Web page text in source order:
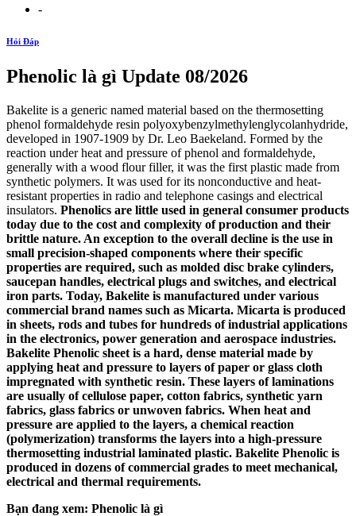
-
Hỏi Đáp
Phenolic là gì Update 08/2026
Bakelite is a generic named material based on the thermosetting
phenol formaldehyde resin polyoxybenzylmethylenglycolanhydride,
developed in 1907-1909 by Dr. Leo Baekeland. Formed by the
reaction under heat and pressure of phenol and formaldehyde,
generally with a wood flour filler, it was the first plastic made from
synthetic polymers. It was used for its nonconductive and heat-
resistant properties in radio and telephone casings and electrical
insulators. Phenolics are little used in general consumer products
today due to the cost and complexity of production and their
brittle nature. An exception to the overall decline is the use in
small precision-shaped components where their specific
properties are required, such as molded disc brake cylinders,
saucepan handles, electrical plugs and switches, and electrical
iron parts. Today, Bakelite is manufactured under various
commercial brand names such as Micarta. Micarta is produced
in sheets, rods and tubes for hundreds of industrial applications
in the electronics, power generation and aerospace industries.
Bakelite Phenolic sheet is a hard, dense material made by
applying heat and pressure to layers of paper or glass cloth
impregnated with synthetic resin. These layers of laminations
are usually of cellulose paper, cotton fabrics, synthetic yarn
fabrics, glass fabrics or unwoven fabrics. When heat and
pressure are applied to the layers, a chemical reaction
(polymerization) transforms the layers into a high-pressure
thermosetting industrial laminated plastic. Bakelite Phenolic is
produced in dozens of commercial grades to meet mechanical,
electrical and thermal requirements.
Bạn đang xem: Phenolic là gì